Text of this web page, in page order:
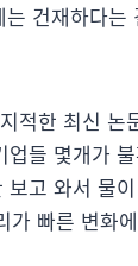
건재하다
적한 최신
들 몇개가
고 와서 물
가 빠른 변화